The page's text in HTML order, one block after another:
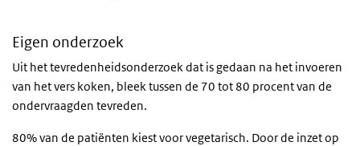
Eigen onderzoek
Uit het tevredenheidsonderzoek dat is gedaan na het invoeren
van het vers koken, bleek tussen de 70 tot 80 procent van de
ondervraagden tevreden.
80% van de patiënten kiest voor vegetarisch. Door de inzet op